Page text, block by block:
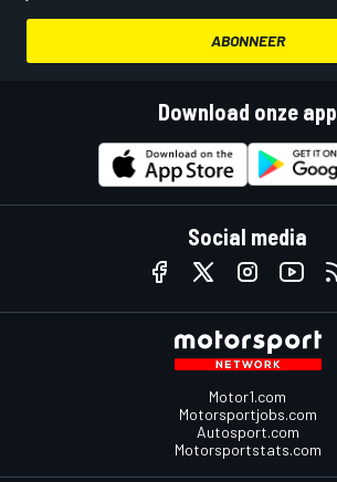
ABONNEER
Download onze app
Social media
Motor1.com
Motorsportjobs.com
Autosport.com
Motorsportstats.com